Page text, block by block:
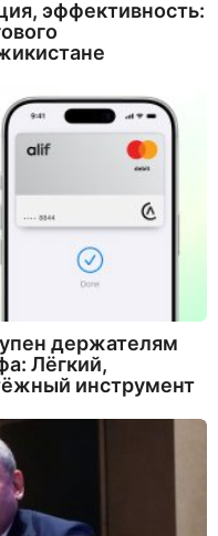
эффективность:
держателям
Лёгкий,
инструмент